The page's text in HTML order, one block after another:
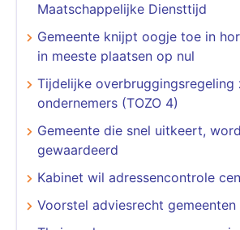
Maatschappelijke Diensttijd
Gemeente knijpt oogje toe in
in meeste plaatsen op nul
Tijdelijke overbruggingsregeling
ondernemers (TOZO 4)
Gemeente die snel uitkeert,
gewaardeerd
Kabinet wil adressencontrole
Voorstel adviesrecht